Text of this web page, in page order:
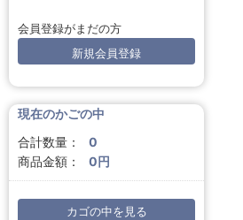
会員登録がまだの方
新規会員登録
現在のかごの中
合計数量：
0
商品金額：
0円
カゴの中を見る